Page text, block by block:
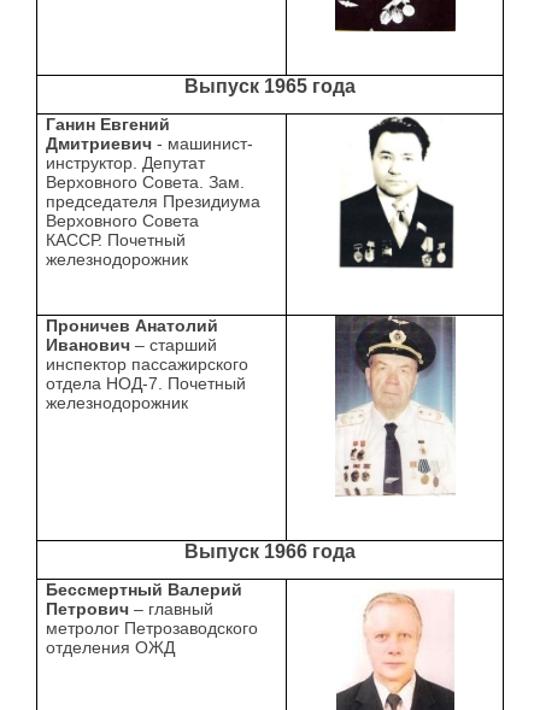
Выпуск 1965 года
Ганин Евгений
Дмитриевич - машинист-
инструктор. Депутат
Верховного Совета. Зам.
председателя Президиума
Верховного Совета
КАССР. Почетный
железнодорожник
Проничев Анатолий
Иванович– старший
инспектор пассажирского
отдела НОД-7. Почетный
железнодорожник
Выпуск 1966 года
Бессмертный Валерий
Петрович – главный
метролог Петрозаводского
отделения ОЖД